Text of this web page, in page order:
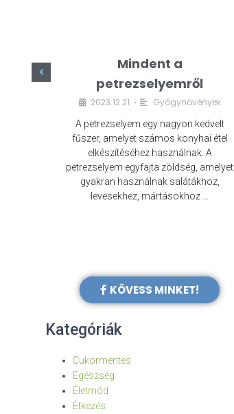
Mindent a
petrezselyemről
2023.12.21. • Gyógynövények
A petrezselyem egy nagyon kedvelt
fűszer, amelyet számos konyhai étel
elkészítéséhez használnak. A
petrezselyem egyfajta zöldség, amelyet
gyakran használnak salátákhoz,
levesekhez, mártásokhoz …
KÖVESS MINKET!
Kategóriák
Cukormentes
Egészség
Életmód
Étkezés